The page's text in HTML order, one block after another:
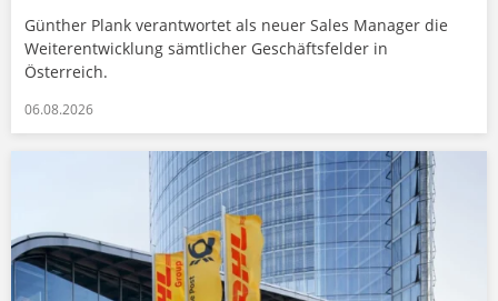
Günther Plank verantwortet als neuer Sales Manager die
Weiterentwicklung sämtlicher Geschäftsfelder in
Österreich.
06.08.2026